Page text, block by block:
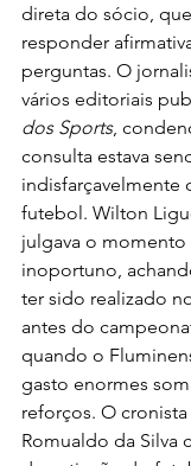
direta do sócio,
responder
perguntas. O
vários editoriais
dos Sports,
consulta estava
indisfarçavelmente
futebol. Wilton
julgava o
inoportuno,
ter sido realizado
antes do
quando o
gasto enormes
reforços. O
Romualdo da Silva